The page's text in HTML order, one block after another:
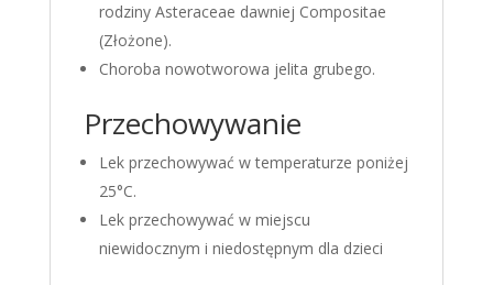
rodziny Asteraceae dawniej Compositae
(Złożone).
Choroba nowotworowa jelita grubego.
Przechowywanie
Lek przechowywać w temperaturze poniżej
25°C.
Lek przechowywać w miejscu
niewidocznym i niedostępnym dla dzieci